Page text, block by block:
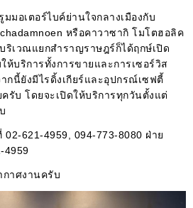
อเตอร์ไบค์ย่านใจกลางเมืองกับ
หรือคาวาซากิ โมโตฮอลิค
ริเวณแยกสำราญราษฎร์ก็ได้ฤกษ์เปิด
ห้บริการทั้งการขายและการเซอร์วิส
กนี้ยังมีไรดิ้งเกียร์และอุปกรณ์เซฟตี้
รับ โดยจะเปิดให้บริการทุกวันตั้งแต่
621-4959, 094-773-8080 ฝ่าย
4959
าศงานครับ